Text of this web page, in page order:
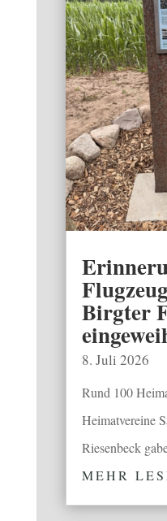
Birgter
8. Juli 2026
Rund 100
Heimatvereine
Riesenbeck
MEHR